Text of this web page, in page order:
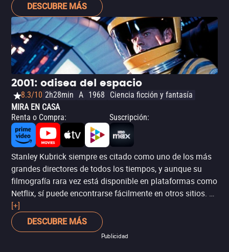
de la Rusia soviética, son innegables sus innovaciones
en el arte del montaje, que a partir de imágenes potentes
crea significados todavía más poderosos. La secuencia
de las escaleras de Odesa es una de las más icónicas en
la historia del cine, merecedora de décadas de análisis y
estudio.
DESCUBRE MÁS
2001: odisea del espacio
8.3/10 2h28min A 1968
Ciencia ficción y fantasía
MIRA EN CASA
Renta o Compra: Suscripción:
Stanley Kubrick siempre es citado como uno de los más
grandes directores de todos los tiempos, y aunque su
filmografía rara vez está disponible en plataformas como
Netflix, sí puede encontrarse fácilmente en otros sitios. Es
difícil seleccionar una sola de sus películas, pues todas
son unos verdaderos clásicos, pero por la complejidad y
ambición de su producción, así como por los temas que
[+]
DESCUBRE MÁS
Publicidad